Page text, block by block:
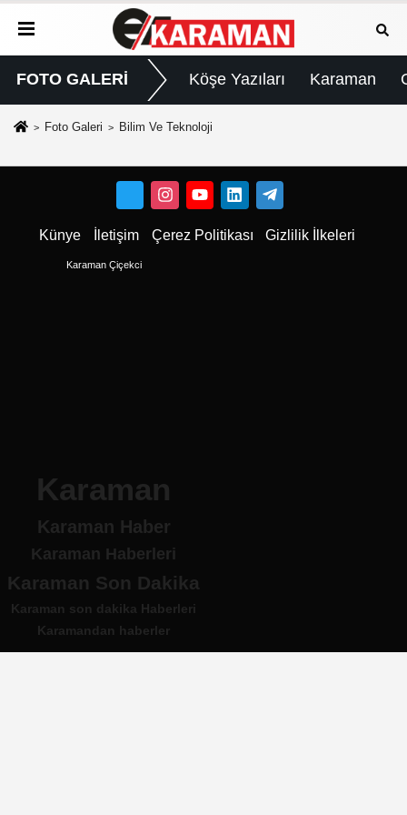
FOTO GALERİ Köşe Yazıları Karaman
Foto Galeri Bilim Ve Teknoloji
Künye İletişim Çerez Politikası Gizlilik İlkeleri
Karaman Çiçekci
Karaman
Karaman Haber
Karaman Haberleri
Karaman Son Dakika
Karaman son dakika Haberleri
Karamandan haberler